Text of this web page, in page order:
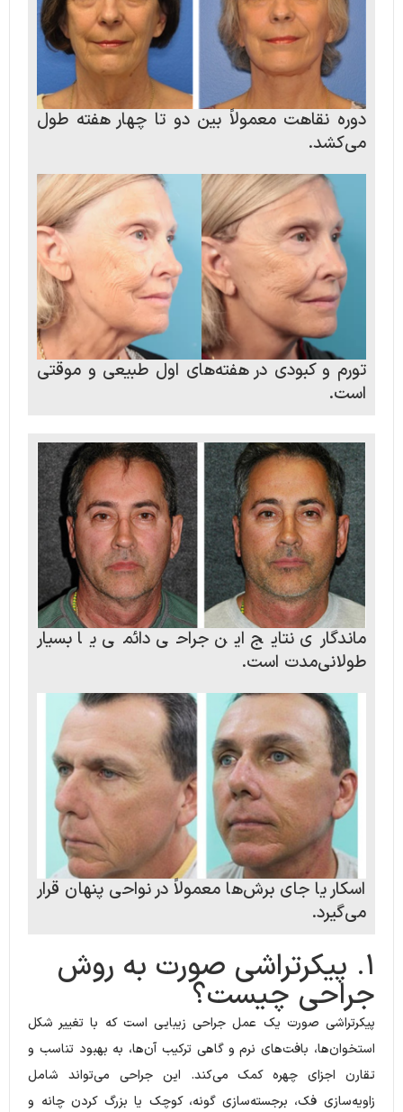
دوره نقاهت معمولاً بین دو تا چهار هفته طول
می‌کشد.
تورم و کبودی در هفته‌های اول طبیعی و موقتی
است.
ماندگاری نتایج این جراحی دائمی یا بسیار
طولانی‌مدت است.
اسکار یا جای برش‌ها معمولاً در نواحی پنهان قرار
می‌گیرد.
۱. پیکرتراشی صورت به روش
جراحی چیست؟
پیکرتراشی صورت یک عمل جراحی زیبایی است که با تغییر شکل
استخوان‌ها، بافت‌های نرم و گاهی ترکیب آن‌ها، به بهبود تناسب و
تقارن اجزای چهره کمک می‌کند. این جراحی می‌تواند شامل
زاویه‌سازی فک، برجسته‌سازی گونه، کوچک یا بزرگ کردن چانه و